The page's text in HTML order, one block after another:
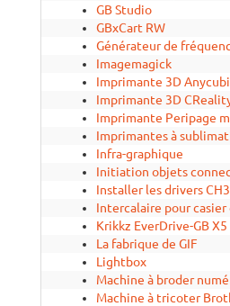
GB Studio
GBxCart RW
Générateur de
Imagemagick
Imprimante 3D
Imprimante 3D
Imprimante Peripage
Imprimantes à
Infra-graphique
Initiation objets
Installer les drivers
Intercalaire pour casier
Krikkz EverDrive-GB X5
La fabrique de GIF
Lightbox
Machine à broder
Machine à tricoter